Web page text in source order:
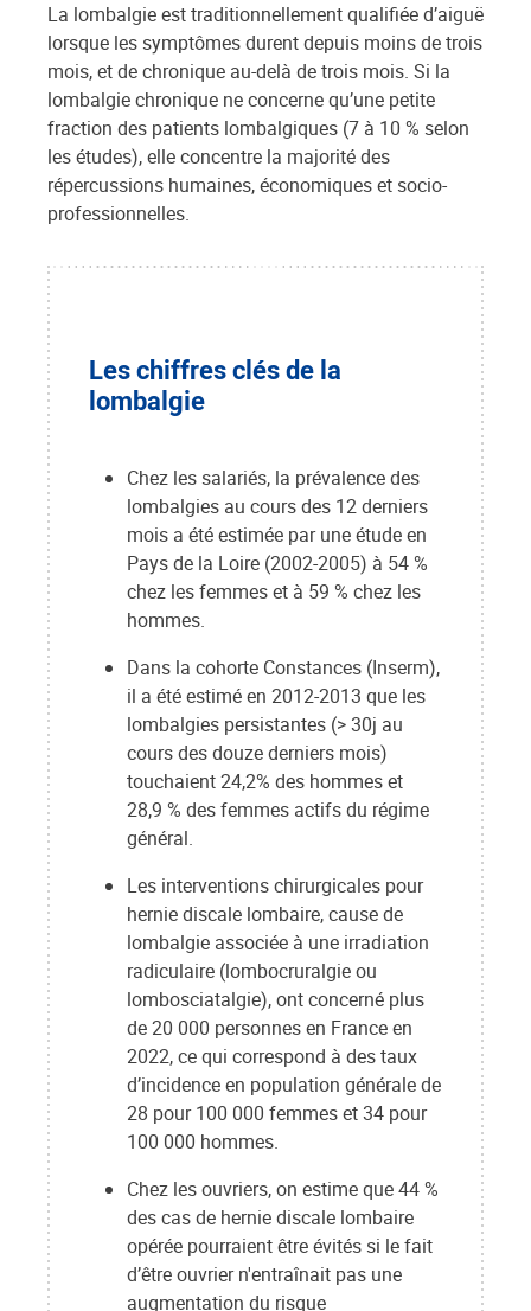
La lombalgie est traditionnellement qualifiée d’aiguë
lorsque les symptômes durent depuis moins de trois
mois, et de chronique au-delà de trois mois. Si la
lombalgie chronique ne concerne qu’une petite
fraction des patients lombalgiques (7 à 10 % selon
les études), elle concentre la majorité des
répercussions humaines, économiques et socio-
professionnelles.
Les chiffres clés de la
lombalgie
Chez les salariés, la prévalence des
lombalgies au cours des 12 derniers
mois a été estimée par une étude en
Pays de la Loire (2002-2005) à 54 %
chez les femmes et à 59 % chez les
hommes.
Dans la cohorte Constances (Inserm),
il a été estimé en 2012-2013 que les
lombalgies persistantes (> 30j au
cours des douze derniers mois)
touchaient 24,2% des hommes et
28,9 % des femmes actifs du régime
général.
Les interventions chirurgicales pour
hernie discale lombaire, cause de
lombalgie associée à une irradiation
radiculaire (lombocruralgie ou
lombosciatalgie), ont concerné plus
de 20 000 personnes en France en
2022, ce qui correspond à des taux
d’incidence en population générale de
28 pour 100 000 femmes et 34 pour
100 000 hommes.
Chez les ouvriers, on estime que 44 %
des cas de hernie discale lombaire
opérée pourraient être évités si le fait
d’être ouvrier n'entraînait pas une
augmentation du risque